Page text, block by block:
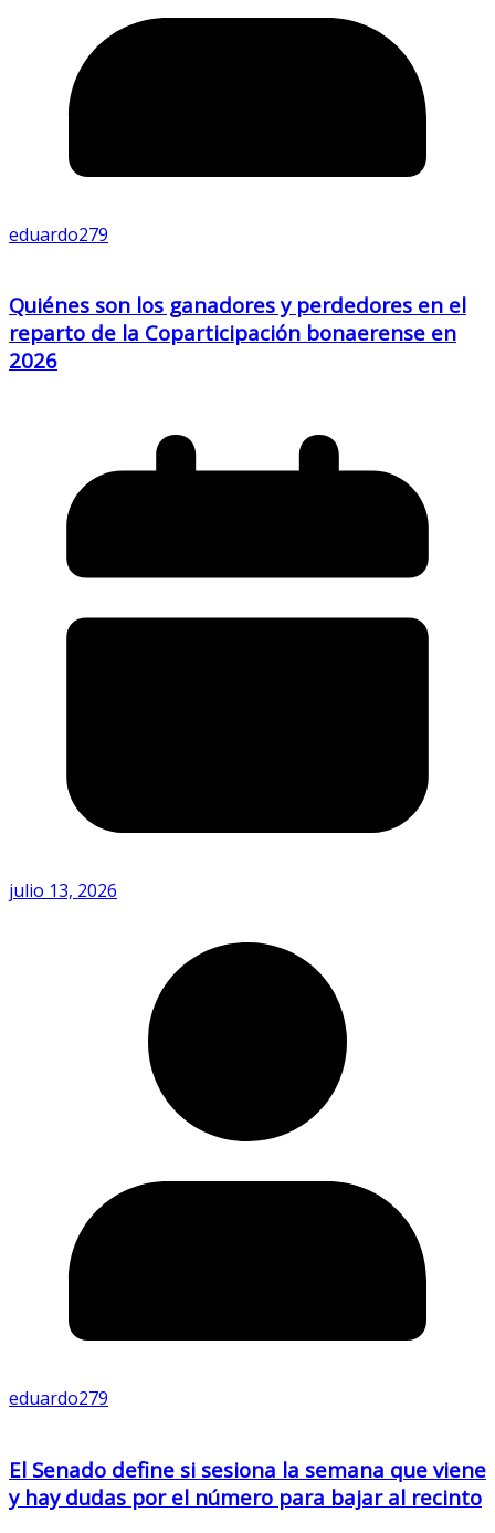
eduardo279
Quiénes son los ganadores y perdedores en el
reparto de la Coparticipación bonaerense en
2026
julio 13, 2026
eduardo279
El Senado define si sesiona la semana que viene
y hay dudas por el número para bajar al recinto